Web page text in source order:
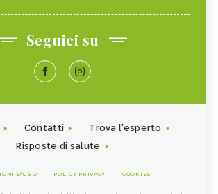
Seguici su
Contatti
Trova l'esperto
Risposte di salute
D'USO POLICY PRIVACY COOKIES